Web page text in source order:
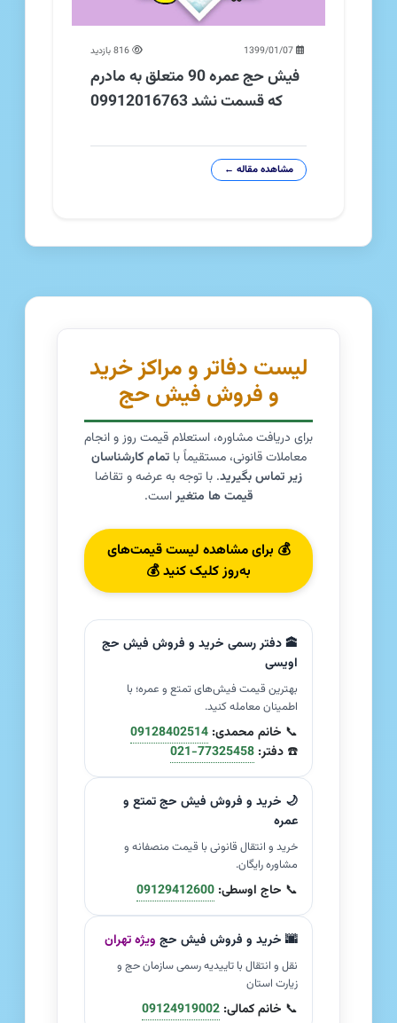
1399/01/07
فیش حج عمره 90 متعلق به مادرم
که قسمت نشد 09912016763
مشاهده مقاله ←
لیست دفاتر و مراکز خرید
و فروش فیش حج
برای دریافت مشاوره، استعلام قیمت روز و انجام
معاملات قانونی، مستقیماً باتمام کارشناسان
زیر تماس بگیرید. با توجه به عرضه و تقاضا
قیمت ها متغیراست.
💰 برای مشاهده لیست قیمت‌های
به‌روز کلیک کنید 💰
🕋 دفتر رسمی خرید و فروش فیش حج
اویسی
بهترین قیمت فیش‌های تمتع و عمره؛ با
اطمینان معامله کنید.
📞 خانم محمدی: 09128402514
☎️ دفتر: 021-77325458
🌙 خرید و فروش فیش حج تمتع و
عمره
خرید و انتقال قانونی با قیمت منصفانه و
مشاوره رایگان.
📞 حاج اوسطی: 09129412600
🌆 خرید و فروش فیش حج ویژه تهران
نقل و انتقال با تاییدیه رسمی سازمان حج و
زیارت استان
📞 خانم کمالی: 09124919002